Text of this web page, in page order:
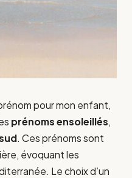
pour mon enfant,
prénoms ensoleillés,
. Ces prénoms sont
évoquant les
Le choix d’un